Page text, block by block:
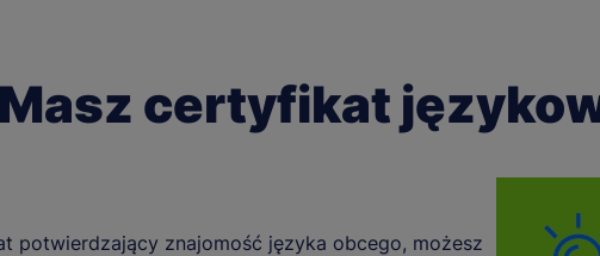
Masz certyfikat
potwierdzający znajomość języka obcego, możesz